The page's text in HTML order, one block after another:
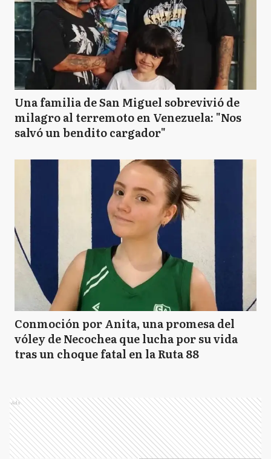
Una familia de San Miguel sobrevivió de
milagro al terremoto en Venezuela: "Nos
salvó un bendito cargador"
Conmoción por Anita, una promesa del
vóley de Necochea que lucha por su vida
tras un choque fatal en la Ruta 88
Ads